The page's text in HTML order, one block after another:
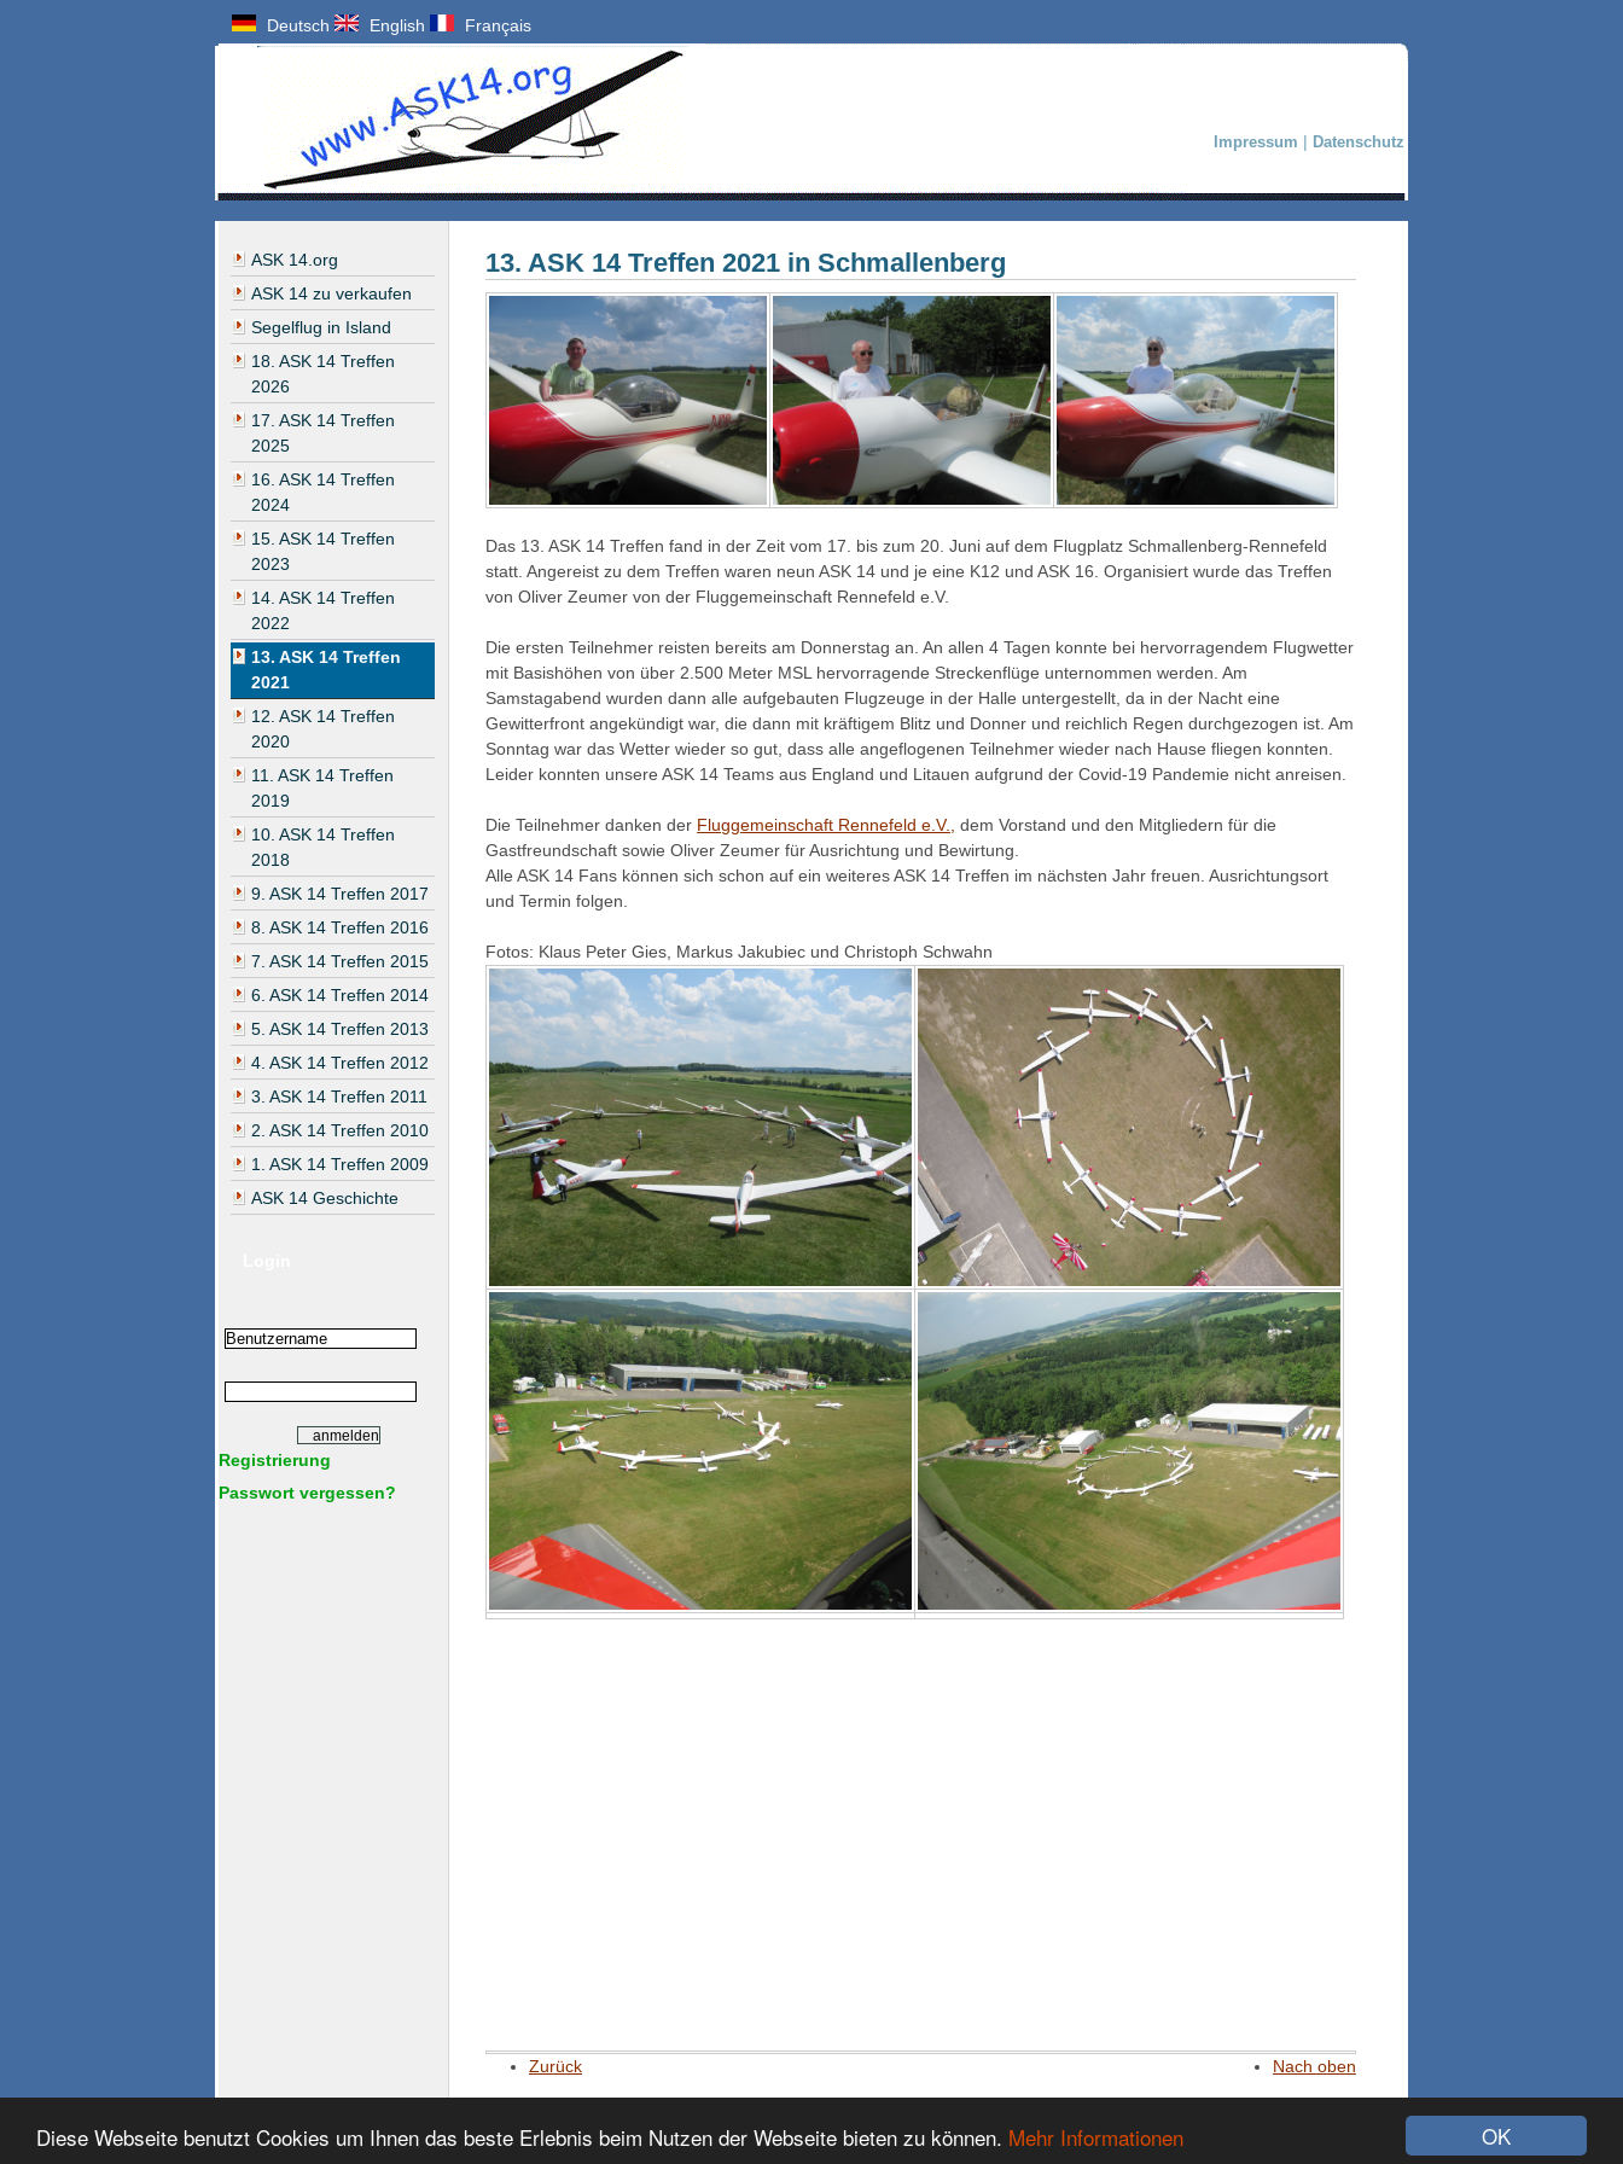
OK
Diese Webseite benutzt Cookies um Ihnen das beste Erlebnis beim Nutzen der Webseite bieten zu können. Mehr Informationen
Impressum | Datenschutz
Deutsch English Français
ASK 14.org
ASK 14 zu verkaufen
Segelflug in Island
18. ASK 14 Treffen
2026
17. ASK 14 Treffen
2025
16. ASK 14 Treffen
2024
15. ASK 14 Treffen
2023
14. ASK 14 Treffen
2022
13. ASK 14 Treffen
2021
12. ASK 14 Treffen
2020
11. ASK 14 Treffen
2019
10. ASK 14 Treffen
2018
9. ASK 14 Treffen 2017
8. ASK 14 Treffen 2016
7. ASK 14 Treffen 2015
6. ASK 14 Treffen 2014
5. ASK 14 Treffen 2013
4. ASK 14 Treffen 2012
3. ASK 14 Treffen 2011
2. ASK 14 Treffen 2010
1. ASK 14 Treffen 2009
ASK 14 Geschichte
Registrierung
Passwort vergessen?
13. ASK 14 Treffen 2021 in Schmallenberg
Das 13. ASK 14 Treffen fand in der Zeit vom 17. bis zum 20. Juni auf dem Flugplatz Schmallenberg-Rennefeld
statt. Angereist zu dem Treffen waren neun ASK 14 und je eine K12 und ASK 16. Organisiert wurde das Treffen
von Oliver Zeumer von der Fluggemeinschaft Rennefeld e.V.
Die ersten Teilnehmer reisten bereits am Donnerstag an. An allen 4 Tagen konnte bei hervorragendem Flugwetter
mit Basishöhen von über 2.500 Meter MSL hervorragende Streckenflüge unternommen werden. Am
Samstagabend wurden dann alle aufgebauten Flugzeuge in der Halle untergestellt, da in der Nacht eine
Gewitterfront angekündigt war, die dann mit kräftigem Blitz und Donner und reichlich Regen durchgezogen ist. Am
Sonntag war das Wetter wieder so gut, dass alle angeflogenen Teilnehmer wieder nach Hause fliegen konnten.
Leider konnten unsere ASK 14 Teams aus England und Litauen aufgrund der Covid-19 Pandemie nicht anreisen.
Die Teilnehmer danken der Fluggemeinschaft Rennefeld e.V., dem Vorstand und den Mitgliedern für die
Gastfreundschaft sowie Oliver Zeumer für Ausrichtung und Bewirtung.
Alle ASK 14 Fans können sich schon auf ein weiteres ASK 14 Treffen im nächsten Jahr freuen. Ausrichtungsort
und Termin folgen.
Fotos: Klaus Peter Gies, Markus Jakubiec und Christoph Schwahn
Zurück Nach oben